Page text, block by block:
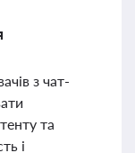
з чат-
та
і